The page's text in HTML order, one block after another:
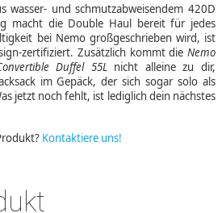
wasser- und schmutzabweisendem 420D
macht die Double Haul bereit für jedes
bei Nemo großgeschrieben wird, ist
zertifiziert. Zusätzlich kommt die Nemo
Duffel 55L nicht alleine zu dir,
im Gepäck, der sich sogar solo als
jetzt noch fehlt, ist lediglich dein nächstes
Kontaktiere uns!